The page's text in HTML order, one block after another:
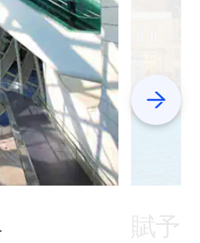
賦予
Next